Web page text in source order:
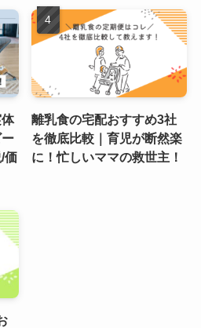
価
離乳食の宅配おすすめ3社
を徹底比較｜育児が断然楽
に！忙しいママの救世主！